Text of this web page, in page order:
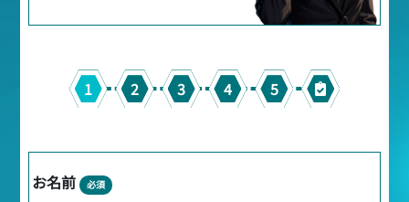
1 2 3 4 5
お名前 必須